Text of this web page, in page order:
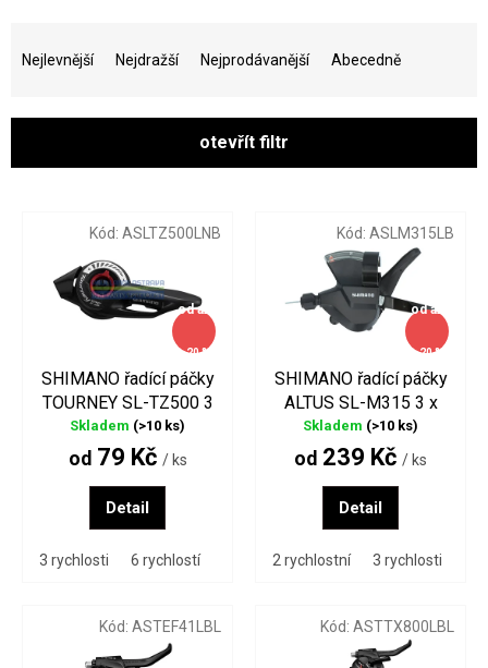
Nejlevnější Nejdražší Nejprodávanější Abecedně
otevřít filtr
odaž
–20 %
SHIMANO řadící páčky
TOURNEY SL-TZ500 3
x 6 a 7 rychlostí
Skladem (>10 ks)
od79 Kč / ks
Detail
3 rychlosti 6 rychlostí 7 rychlostní
Kód: ASLTZ500LNB
odaž
–20 %
SHIMANO řadící páčky
ALTUS SL-M315 3 x
7/8 rychlostí
Skladem (>10 ks)
od 239 Kč / ks
Detail
2 rychlostní 3 rychlosti
Kód: ASLM315LB
Kód: ASTEF41LBL Kód: ASTTX800LBL